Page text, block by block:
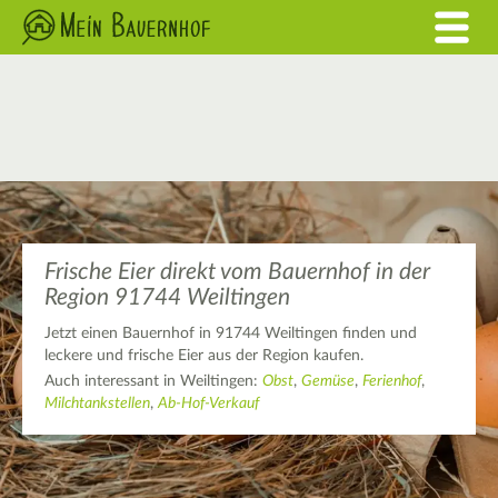
Frische Eier direkt vom Bauernhof in der
Region 91744 Weiltingen
Jetzt einen Bauernhof in 91744 Weiltingen finden und
leckere und frische Eier aus der Region kaufen.
Auch interessant in Weiltingen: Obst, Gemüse, Ferienhof,
Milchtankstellen,Ab-Hof-Verkauf